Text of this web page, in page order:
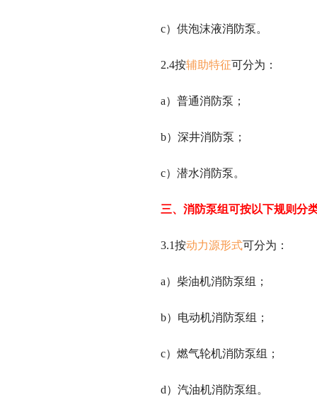
c）供泡沫液消防泵。
2.4按辅助特征可分为：
a）普通消防泵；
b）深井消防泵；
c）潜水消防泵。
三、消防泵组可按以下规则分
3.1按动力源形式可分为：
a）柴油机消防泵组；
b）电动机消防泵组；
c）燃气轮机消防泵组；
d）汽油机消防泵组。